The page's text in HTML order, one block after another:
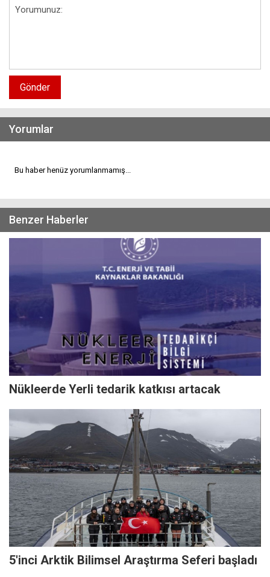
Gönder
Yorumlar
Bu haber henüz yorumlanmamış...
Benzer Haberler
Nükleerde Yerli tedarik katkısı artacak
5'inci Arktik Bilimsel Araştırma Seferi başladı